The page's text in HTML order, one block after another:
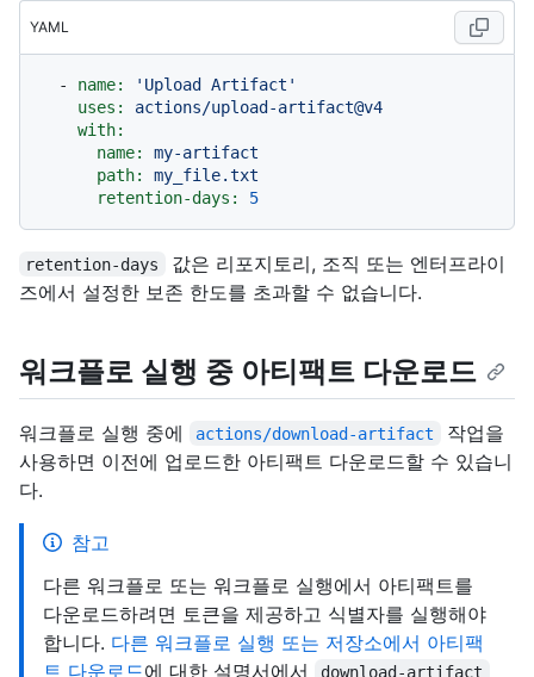
YAML
- name:
'Upload Artifact'
uses:
actions/upload-artifact@v4
with:
name:
my-artifact
path:
my_file.txt
retention-days:
5
retention-days
값은 리포지토리, 조직 또는 엔터프라이
즈에서 설정한 보존 한도를 초과할 수 없습니다.
워크플로 실행 중 아티팩트 다운로드
워크플로 실행 중에 actions/download-artifact
작업을
사용하면 이전에 업로드한 아티팩트 다운로드할 수 있습니
다.
참고
다른 워크플로 또는 워크플로 실행에서 아티팩트를
다운로드하려면 토큰을 제공하고 식별자를 실행해야
합니다. 다른 워크플로 실행 또는 저장소에서 아티팩
트 다운로드에 대한 설명서에서 download-artifact